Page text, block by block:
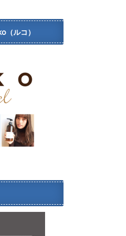
（ルコ）